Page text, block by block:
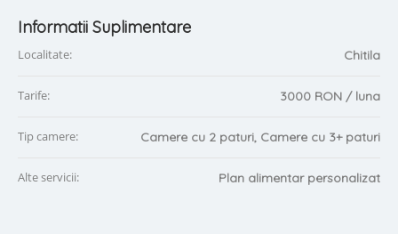
Informatii Suplimentare
Localitate: Chitila
Tarife: 3000 RON / luna
Tip camere: Camere cu 2 paturi, Camere cu 3+ paturi
Alte servicii: Plan alimentar personalizat